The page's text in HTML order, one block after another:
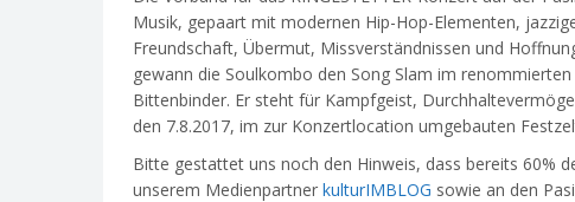
Musik, gepaart mit modernen Hip-Hop-Elementen,
Freundschaft, Übermut, Missverständnissen und
gewann die Soulkombo den Song Slam im
Bittenbinder. Er steht für Kampfgeist,
den 7.8.2017, im zur Konzertlocation umgebauten
Bitte gestattet uns noch den Hinweis, dass bereits 60%
unserem Medienpartner kulturIMBLOG sowie an den